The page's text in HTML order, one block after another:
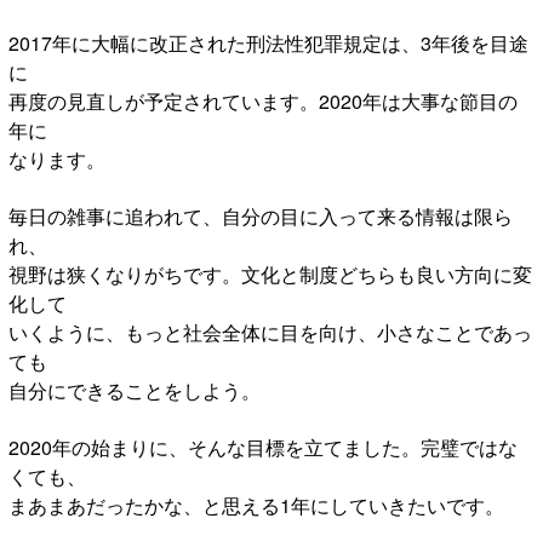
2017年に大幅に改正された刑法性犯罪規定は、3年後を目途
に
再度の見直しが予定されています。2020年は大事な節目の
年に
なります。
毎日の雑事に追われて、自分の目に入って来る情報は限ら
れ、
視野は狭くなりがちです。文化と制度どちらも良い方向に変
化して
いくように、もっと社会全体に目を向け、小さなことであっ
ても
自分にできることをしよう。
2020年の始まりに、そんな目標を立てました。完璧ではな
くても、
まあまあだったかな、と思える1年にしていきたいです。